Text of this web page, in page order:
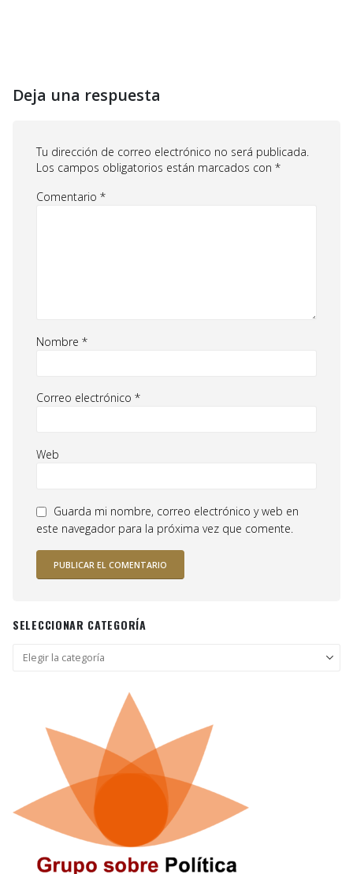
Deja una respuesta
Tu dirección de correo electrónico no será publicada.
Los campos obligatorios están marcados con *
Comentario *
Nombre *
Correo electrónico *
Web
Guarda mi nombre, correo electrónico y web en
este navegador para la próxima vez que comente.
SELECCIONAR CATEGORÍA
Seleccionar
categoría